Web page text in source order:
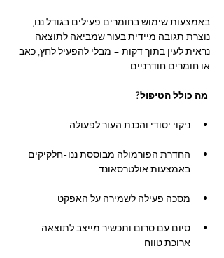
באמצעות שימוש בחומרים פעילים בגודל ננו,
נוצרת תגובה מיידית בעור שמביאה לתוצאה
נראית לעין בתוך דקות – מבלי להפעיל לחץ, כאב
או חומרים חודרניים.
ניקוי יסודי והכנת העור לפעולה
החדרת הפורמולה מבוססת ננו-חלקיקים
באמצעות אולטרסאונד
מסכה פעילה לשמירה על האפקט
סיום עם סרום ותכשיר מייצב לתוצאה
ארוכת טווח